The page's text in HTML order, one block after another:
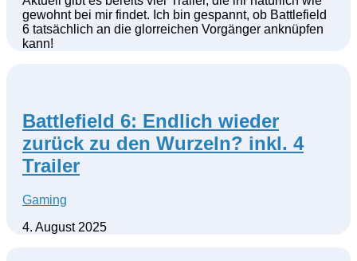
gewohnt bei mir findet. Ich bin gespannt, ob Battlefield
6 tatsächlich an die glorreichen Vorgänger anknüpfen
kann!
Battlefield 6: Endlich wieder
zurück zu den Wurzeln? inkl. 4
Trailer
Gaming
4. August 2025